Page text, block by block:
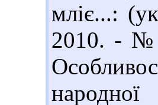
мліє...:
2010. - №